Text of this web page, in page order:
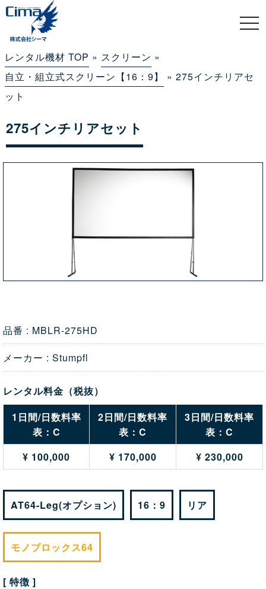
レンタル機材 TOP » スクリーン »
自立・組立式スクリーン【16：9】
» 275インチリアセ
ット
275インチリアセット
品番 : MBLR-275HD
メーカー : Stumpfl
レンタル料金（税抜）
1日間/日数料率
表：C
2日間/日数料率
表：C
3日間/日数料率
表：C
¥ 100,000
¥ 170,000 ¥ 230,000
AT64-Leg(オプション) 16：9 リア
モノブロックス64
[ 特徴 ]